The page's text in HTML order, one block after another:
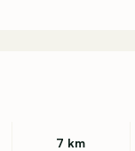
7 km